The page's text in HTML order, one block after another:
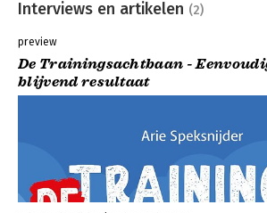
Interviews en artikelen (2)
preview
De Trainingsachtbaan -
blijvend resultaat